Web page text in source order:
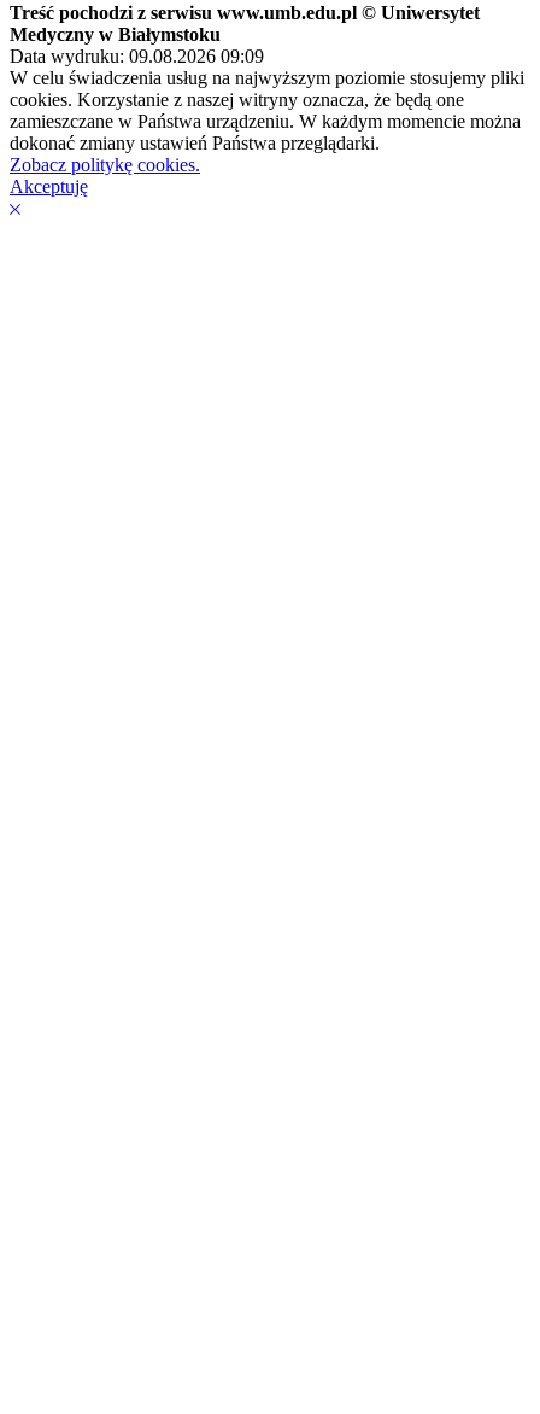
Treść pochodzi z serwisu www.umb.edu.pl © Uniwersytet
Medyczny w Białymstoku
Data wydruku: 09.08.2026 09:09
W celu świadczenia usług na najwyższym poziomie stosujemy pliki
cookies. Korzystanie z naszej witryny oznacza, że będą one
zamieszczane w Państwa urządzeniu. W każdym momencie można
dokonać zmiany ustawień Państwa przeglądarki.
Zobacz politykę cookies.
Akceptuję